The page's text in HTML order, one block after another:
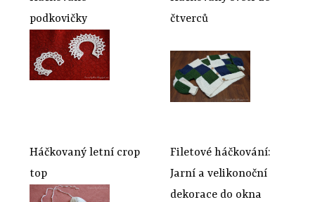
podkovičky
čtverců
Háčkovaný letní crop
top
Filetové háčkování:
Jarní a velikonoční
dekorace do okna